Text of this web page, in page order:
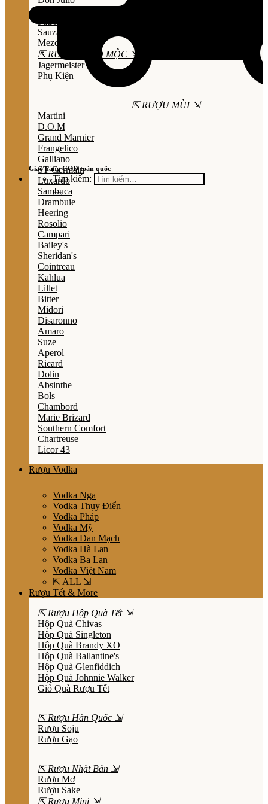
Giao hàng COD toàn quốc
Tìm kiếm:
Sauza
Mezcal
⇱ RƯỢU THẢO MỘC ⇲
Jagermeister
Phụ Kiện
⇱ RƯỢU MÙI ⇲
Martini
D.O.M
Grand Marnier
Frangelico
Galliano
ST Germain
Luxardo
Sambuca
Drambuie
Heering
Rosolio
Campari
Bailey's
Sheridan's
Cointreau
Kahlua
Lillet
Bitter
Midori
Disaronno
Amaro
Suze
Aperol
Ricard
Dolin
Absinthe
Bols
Chambord
Marie Brizard
Southern Comfort
Chartreuse
Licor 43
Rượu Vodka
Vodka Nga
Vodka Thụy Điển
Vodka Pháp
Vodka Mỹ
Vodka Đan Mạch
Vodka Hà Lan
Vodka Ba Lan
Vodka Việt Nam
⇱ ALL ⇲
Rượu Tết & More
⇱ Rượu Hộp Quà Tết ⇲
Hộp Quà Chivas
Hộp Quà Singleton
Hộp Quà Brandy XO
Hộp Quà Ballantine's
Hộp Quà Glenfiddich
Hộp Quà Johnnie Walker
Giỏ Quà Rượu Tết
⇱ Rượu Hàn Quốc ⇲
Rượu Soju
Rượu Gạo
⇱ Rượu Nhật Bản ⇲
Rượu Mơ
Rượu Sake
⇱ Rượu Mini ⇲